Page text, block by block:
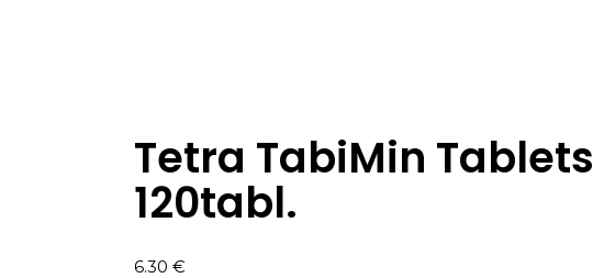
Tetra TabiMin Tablets
120tabl.
6.30 €